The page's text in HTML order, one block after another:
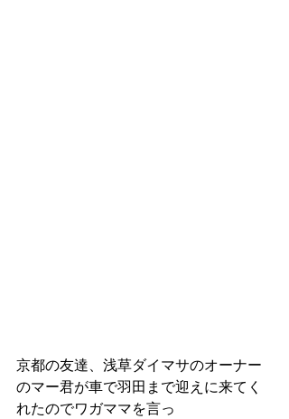
京都の友達、浅草ダイマサのオーナー
のマー君が車で羽田まで迎えに来てく
れたのでワガママを言っ